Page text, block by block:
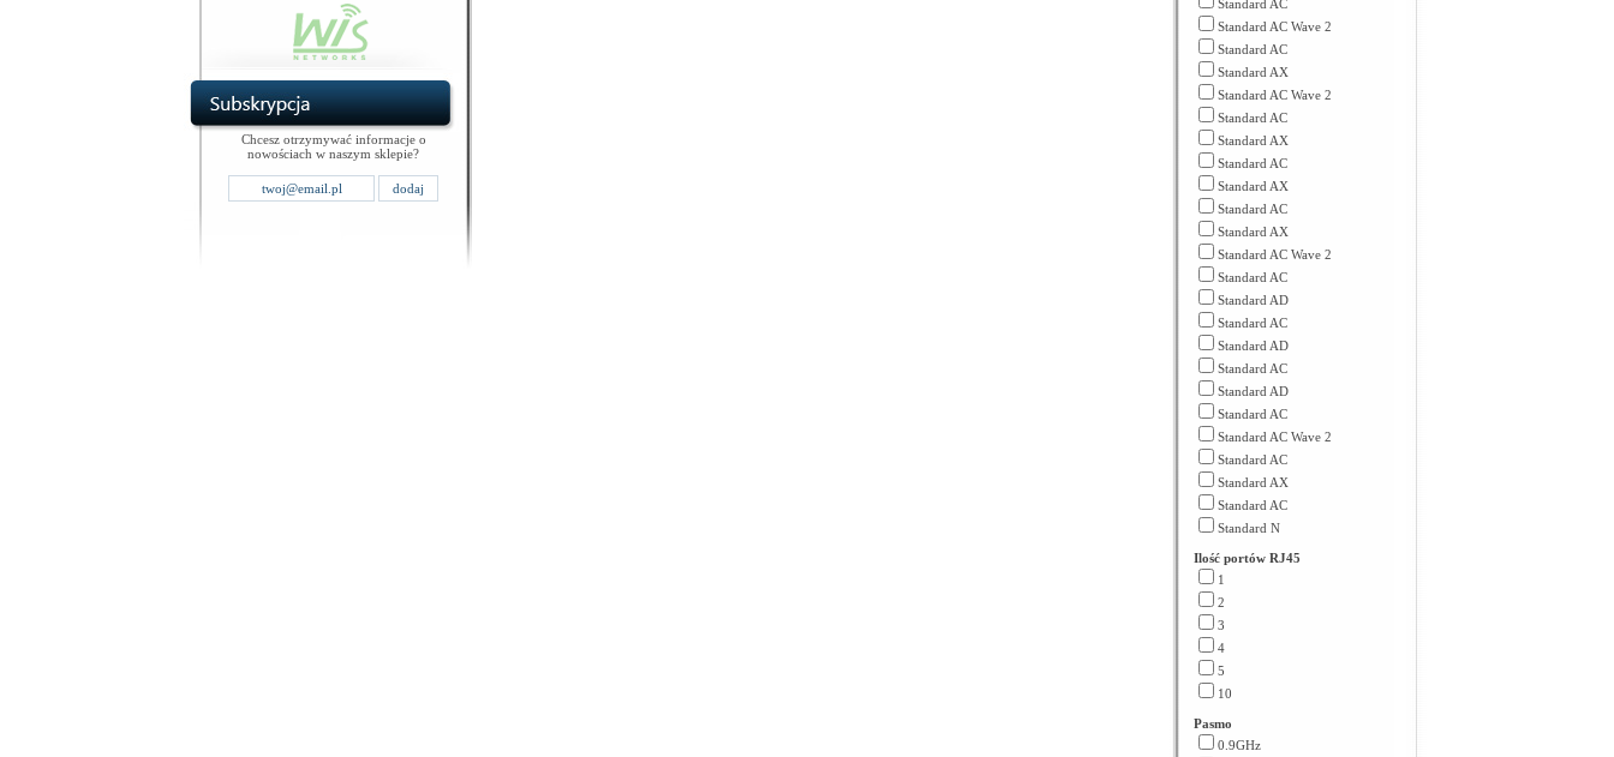
Chcesz otrzymywać informacje o
nowościach w naszym sklepie?
Standard AC
Standard AC Wave 2
Standard AC
Standard AX
Standard AC Wave 2
Standard AC
Standard AX
Standard AC
Standard AX
Standard AC
Standard AX
Standard AC Wave 2
Standard AC
Standard AD
Standard AC
Standard AD
Standard AC
Standard AD
Standard AC
Standard AC Wave 2
Standard AC
Standard AX
Standard AC
Standard N
Ilość portów RJ45
1
2
3
4
5
10
Pasmo
0.9GHz